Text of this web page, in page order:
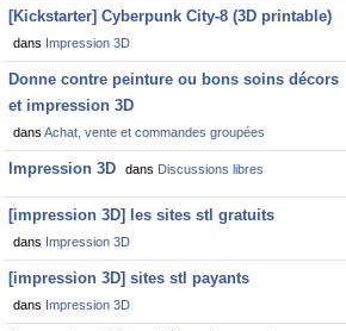
[Kickstarter] Cyberpunk City-8 (3D printable)
dans Impression 3D
Donne contre peinture ou bons soins décors
et impression 3D
dans Achat, vente et commandes groupées
Impression 3D dans Discussions libres
[impression 3D] les sites stl gratuits
dans Impression 3D
[impression 3D] sites stl payants
dans Impression 3D